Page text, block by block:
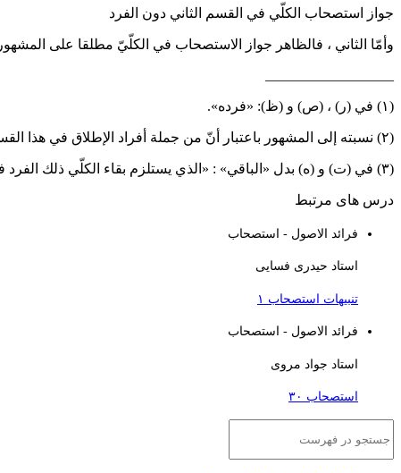
جواز استصحاب الكلّي في القسم الثاني دون الفرد
وأمّا الثاني ، فالظاهر جواز الاستصحاب في الكلّيّ مطلقا على المشهور
(١) في (ر) ، (ص) و (ظ): «فرده».
(٢) نسبته إلى المشهور باعتبار أنّ من جملة أفراد الإطلاق في هذا القسم هو الشكّ في المقتضي ، والمصنّف لا يقول بحجيّة الاستصحاب فيه.
(٣) في (ت) و (ه) بدل «الباقي» : «الذي يستلزم بقاء الكلّي ذلك الفرد في الواقع».
درس های مرتبط
فرائد الاصول - استصحاب
استاد حیدری فسایی
تنبیهات استصحاب ۱
فرائد الاصول - استصحاب
استاد جواد مروی
استصحاب ۳۰